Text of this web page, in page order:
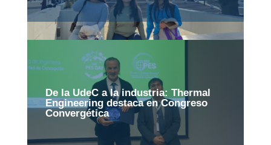
De la UdeC a la industria: Thermal
Engineering destaca en Congreso
Convergética